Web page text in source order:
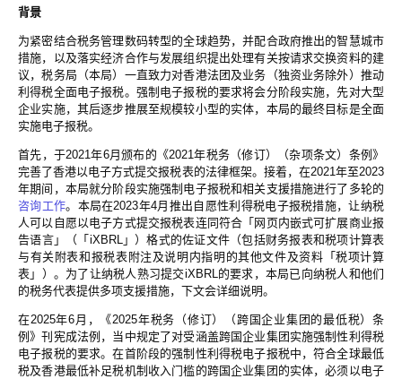
背景
为紧密结合税务管理数码转型的全球趋势，并配合政府推出的智慧城市
措施，以及落实经济合作与发展组织提出处理有关按请求交换资料的建
议，税务局（本局）一直致力对香港法团及业务（独资业务除外）推动
利得税全面电子报税。强制电子报税的要求将会分阶段实施，先对大型
企业实施，其后逐步推展至规模较小型的实体，本局的最终目标是全面
实施电子报税。
首先，于2021年6月颁布的《2021年税务（修订）（杂项条文）条例》
完善了香港以电子方式提交报税表的法律框架。接着，在2021年至2023
年期间，本局就分阶段实施强制电子报税和相关支援措施进行了多轮的
咨询工作。本局在2023年4月推出自愿性利得税电子报税措施，让纳税
人可以自愿以电子方式提交报税表连同符合「网页内嵌式可扩展商业报
告语言」（「iXBRL」）格式的佐证文件（包括财务报表和税项计算表
与有关附表和报税表附注及说明内指明的其他文件及资料「税项计算
表」）。为了让纳税人熟习提交iXBRL的要求，本局已向纳税人和他们
的税务代表提供多项支援措施，下文会详细说明。
在2025年6月，《2025年税务（修订）（跨国企业集团的最低税）条
例》刊宪成法例，当中规定了对受涵盖跨国企业集团实施强制性利得税
电子报税的要求。在首阶段的强制性利得税电子报税中，符合全球最低
税及香港最低补足税机制收入门槛的跨国企业集团的实体，必须以电子